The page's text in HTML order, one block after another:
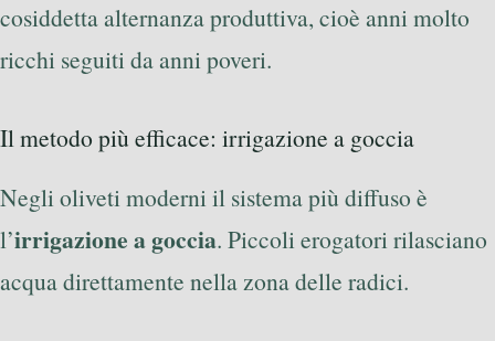
cosiddetta alternanza produttiva, cioè anni molto
ricchi seguiti da anni poveri.
Il metodo più efficace: irrigazione a goccia
Negli oliveti moderni il sistema più diffuso è
l’irrigazione a goccia. Piccoli erogatori rilasciano
acqua direttamente nella zona delle radici.